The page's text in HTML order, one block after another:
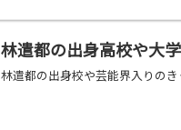
林遣都の出身高校や大
林遣都の出身校や芸能界入りの